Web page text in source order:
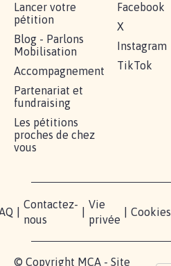
Lancer votre
pétition
Blog - Parlons
Mobilisation
Accompagnement
Partenariat et
fundraising
Les pétitions
proches de chez
vous
Facebook
X
Instagram
TikTok
Contactez-
nous
Vie
privée
Cookies
© Copyright MCA - Site